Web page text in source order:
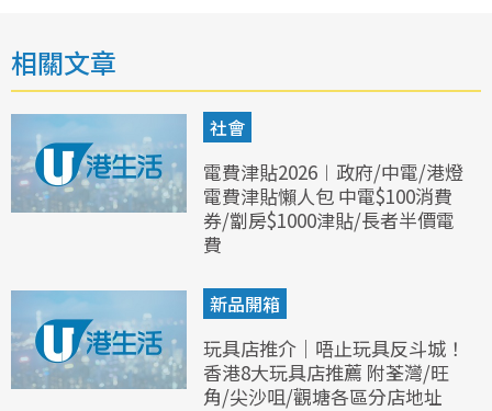
相關文章
社會
電費津貼2026︱政府/中電/港燈
電費津貼懶人包 中電$100消費
券/劏房$1000津貼/長者半價電
費
新品開箱
玩具店推介｜唔止玩具反斗城！
香港8大玩具店推薦 附荃灣/旺
角/尖沙咀/觀塘各區分店地址